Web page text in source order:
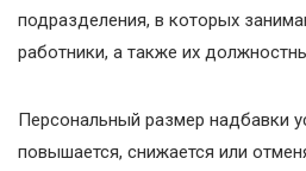
подразделения, в которых
работники, а также их
Персональный размер надбавки
повышается, снижается или